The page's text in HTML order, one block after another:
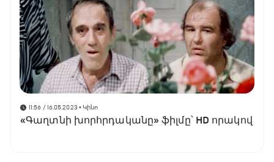
11:56 / 16.05.2023 • Կինո
«Գաղտնի խորհրդականը» ֆիլմը՝ HD որակով